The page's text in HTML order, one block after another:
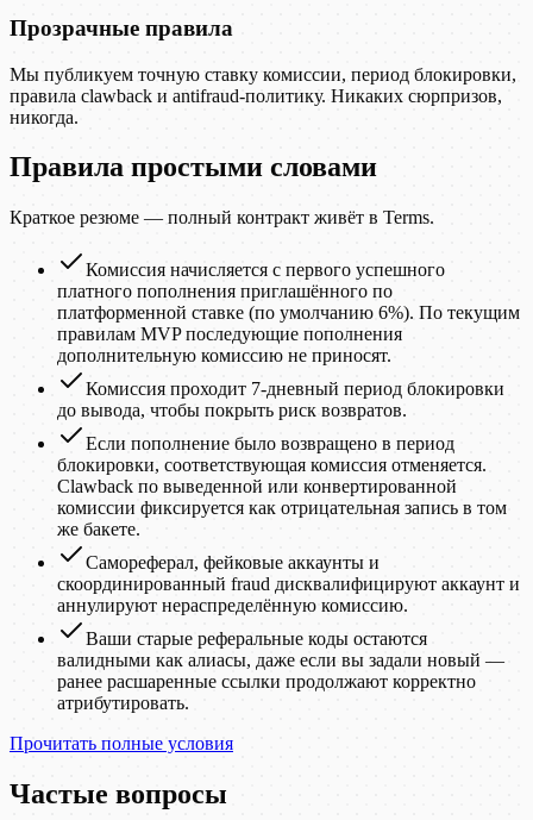
Прозрачные правила
Мы публикуем точную ставку комиссии, период блокировки,
правила clawback и antifraud-политику. Никаких сюрпризов,
никогда.
Правила простыми словами
Краткое резюме — полный контракт живёт в Terms.
Комиссия начисляется с первого успешного
платного пополнения приглашённого по
платформенной ставке (по умолчанию 6%). По текущим
правилам MVP последующие пополнения
дополнительную комиссию не приносят.
Комиссия проходит 7-дневный период блокировки
до вывода, чтобы покрыть риск возвратов.
Если пополнение было возвращено в период
блокировки, соответствующая комиссия отменяется.
Clawback по выведенной или конвертированной
комиссии фиксируется как отрицательная запись в том
же бакете.
Самореферал, фейковые аккаунты и
скоординированный fraud дисквалифицируют аккаунт и
аннулируют нераспределённую комиссию.
Ваши старые реферальные коды остаются
валидными как алиасы, даже если вы задали новый —
ранее расшаренные ссылки продолжают корректно
атрибутировать.
Прочитать полные условия
Частые вопросы